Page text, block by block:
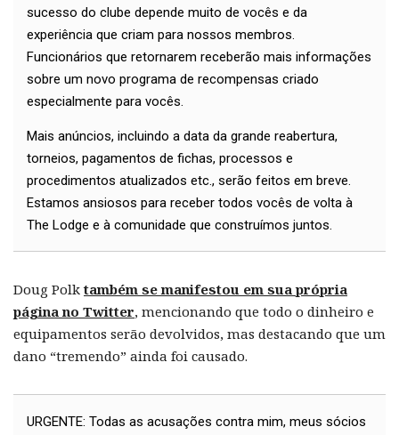
sucesso do clube depende muito de vocês e da
experiência que criam para nossos membros.
Funcionários que retornarem receberão mais informações
sobre um novo programa de recompensas criado
especialmente para vocês.
Mais anúncios, incluindo a data da grande reabertura,
torneios, pagamentos de fichas, processos e
procedimentos atualizados etc., serão feitos em breve.
Estamos ansiosos para receber todos vocês de volta à
The Lodge e à comunidade que construímos juntos.
Doug Polktambém se manifestou em sua própria
página no Twitter, mencionando que todo o dinheiro e
equipamentos serão devolvidos, mas destacando que um
dano “tremendo” ainda foi causado.
URGENTE: Todas as acusações contra mim, meus sócios